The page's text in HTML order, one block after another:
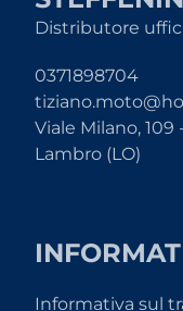
Distributore
0371898704
Viale Milano,
Lambro (LO)
Informativa sul